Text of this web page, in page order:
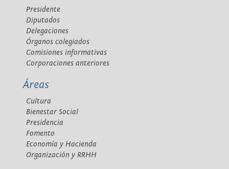
Presidente
Diputados
Delegaciones
Órganos colegiados
Comisiones informativas
Corporaciones anteriores
Áreas
Cultura
Bienestar Social
Presidencia
Fomento
Economía y Hacienda
Organización y RRHH